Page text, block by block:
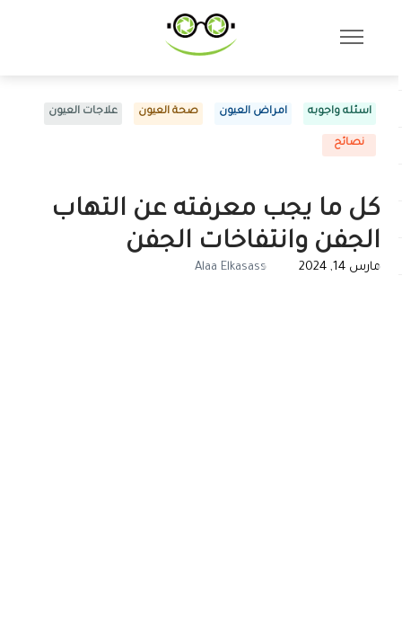
اسئله واجوبه امراض العيون صحة العيون علاجات العيون
نصائح
كل ما يجب معرفته عن التهاب
الجفن وانتفاخات الجفن
مارس 14, 2024 Alaa Elkasass